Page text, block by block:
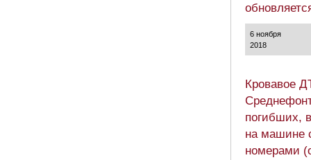
6 ноября
2018
Кровавое
погибших,
на машине
номерами